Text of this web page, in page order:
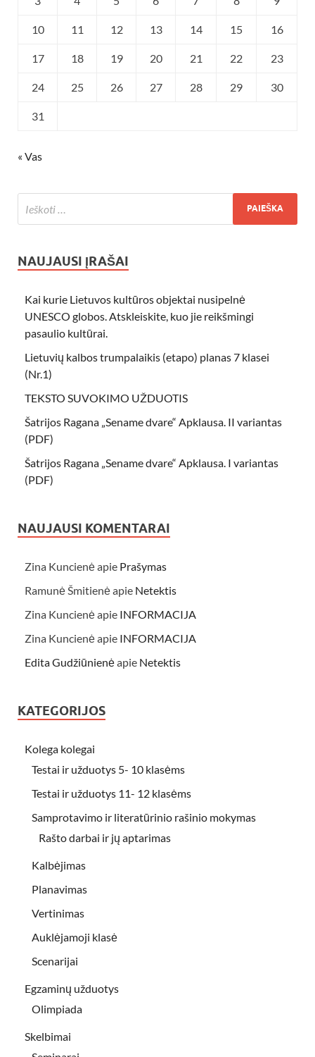
10 11 12 13 14 15 16
17 18 19 20 21 22 23
24 25 26 27 28 29 30
31
« Vas
NAUJAUSI ĮRAŠAI
Kai kurie Lietuvos kultūros objektai nusipelnė
UNESCO globos. Atskleiskite, kuo jie reikšmingi
pasaulio kultūrai.
Lietuvių kalbos trumpalaikis (etapo) planas 7 klasei
(Nr.1)
TEKSTO SUVOKIMO UŽDUOTIS
Šatrijos Ragana „Sename dvare“ Apklausa. II variantas
(PDF)
Šatrijos Ragana „Sename dvare“ Apklausa. I variantas
(PDF)
NAUJAUSI KOMENTARAI
Zina Kuncienėapie Prašymas
Ramunė Šmitienėapie Netektis
Zina Kuncienėapie INFORMACIJA
Zina Kuncienėapie INFORMACIJA
Edita Gudžiūnienėapie Netektis
KATEGORIJOS
Kolega kolegai
Testai ir užduotys 5- 10 klasėms
Testai ir užduotys 11- 12 klasėms
Samprotavimo ir literatūrinio rašinio mokymas
Rašto darbai ir jų aptarimas
Kalbėjimas
Planavimas
Vertinimas
Auklėjamoji klasė
Scenarijai
Egzaminų užduotys
Olimpiada
Skelbimai